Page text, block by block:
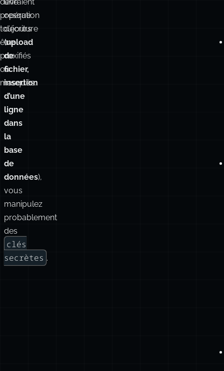
presque
toujours
être
proxifiés
ou
masqués.
opération
d’écriture
(upload
de
fichier,
insertion
d’une
ligne
dans
la
base
de
données),
vous
manipulez
probablement
des
clés
secrètes .